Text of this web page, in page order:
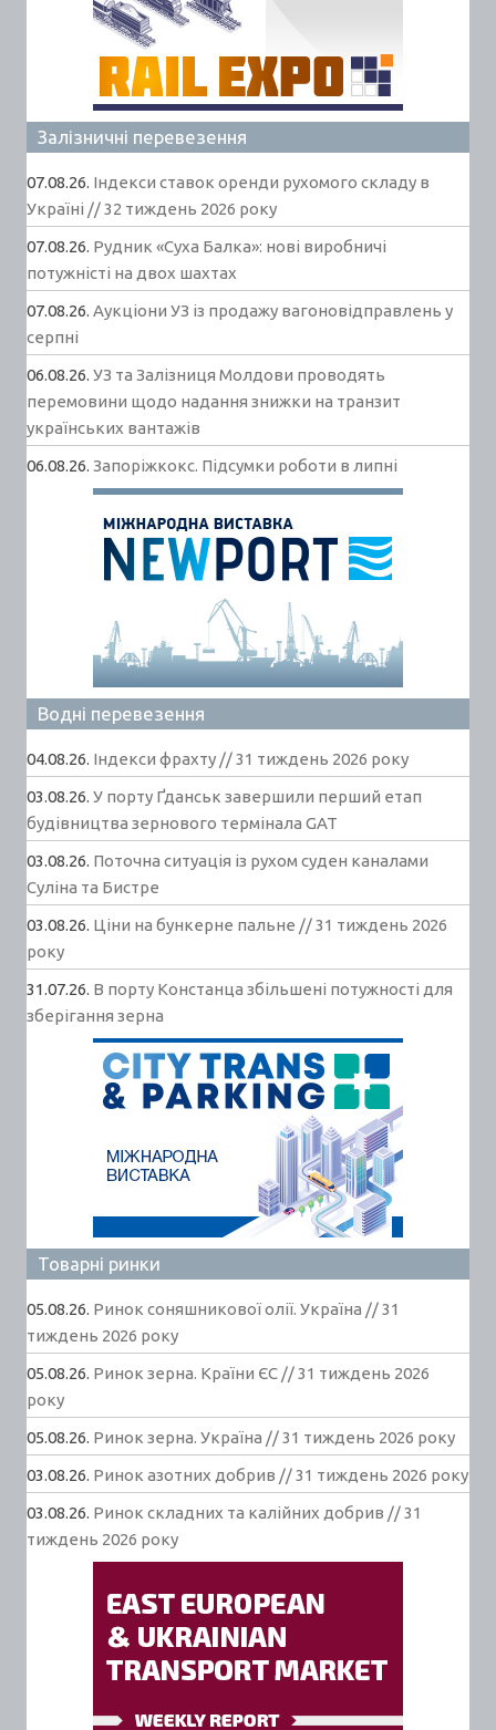
Залізничні перевезення
07.08.26. Індекси ставок оренди рухомого складу в
Україні // 32 тиждень 2026 року
07.08.26. Рудник «Суха Балка»: нові виробничі
потужністі на двох шахтах
07.08.26. Аукціони УЗ із продажу вагоновідправлень у
серпні
06.08.26. УЗ та Залізниця Молдови проводять
перемовини щодо надання знижки на транзит
українських вантажів
06.08.26. Запоріжкокс. Підсумки роботи в липні
Водні перевезення
04.08.26. Індекси фрахту // 31 тиждень 2026 року
03.08.26. У порту Ґданськ завершили перший етап
будівництва зернового термінала GAT
03.08.26. Поточна ситуація із рухом суден каналами
Суліна та Бистре
03.08.26. Ціни на бункерне пальне // 31 тиждень 2026
року
31.07.26. В порту Констанца збільшені потужності для
зберігання зерна
Товарні ринки
05.08.26. Ринок соняшникової олії. Україна // 31
тиждень 2026 року
05.08.26. Ринок зерна. Країни ЄС // 31 тиждень 2026
року
05.08.26. Ринок зерна. Україна // 31 тиждень 2026 року
03.08.26. Ринок азотних добрив // 31 тиждень 2026 року
03.08.26. Ринок складних та калійних добрив // 31
тиждень 2026 року